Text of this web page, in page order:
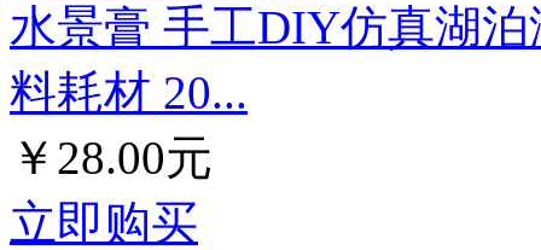
水景膏 手工DIY仿真湖
料耗材 20...
￥28.00元
立即购买